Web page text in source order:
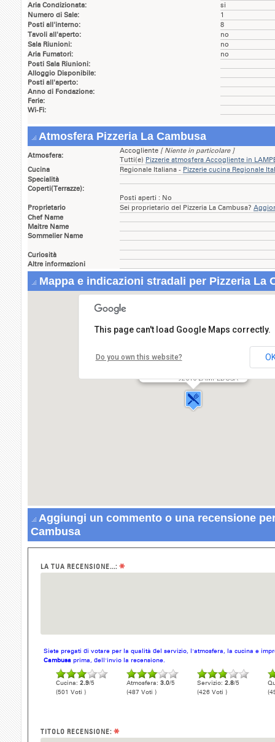
Aria Condizionata:
si
Numero di Sale:
1
Posti all'interno:
8
Tavoli all'aperto:
no
Sala Riunioni:
no
Aria Fumatori:
no
Posti Sala Riunioni:
Alloggio Disponibile:
Posti all'aperto:
Anno di Fondazione:
Ferie:
Wi-Fi:
Atmosfera Pizzeria La Cambusa
Atmosfera:
Accogliente [ Niente in particolare ]
Tutti(e) Pizzerie atmosfera Accogliente in
Cucina
Regionale Italiana - Pizzerie cucina Regionale
Specialità
Coperti(Terrazze):
Posti aperti : No
Proprietario
Sei proprietario del Pizzeria La Cambusa?
Chef Name
Maitre Name
Sommelier Name
Curiosità
Altre informazioni
Mappa e indicazioni stradali per Pizzeria La
Pizzeria La Cambusa
Via Vittorio
92010 LAMPEDUSA
This page can't load Google Maps correctly.
Do you own this website?
Aggiungi un commento o una recensione
Cambusa
LA TUA RECENSIONE...: *
Siete pregati di votare per la qualità del servizio, l'atmosfera, la cucina e
Cambusa prima, dell'invio la recensione.
Cucina: 2.9/5
(501 Voti )
Atmosfera: 3.0/5
(487 Voti )
Servizio: 2.8/5
(426 Voti )
TITOLO RECENSIONE: *